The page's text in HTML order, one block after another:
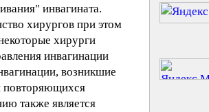
инвагината.
хирургов при этом
хирурги
инвагинации
возникшие
повторяющихся
также является